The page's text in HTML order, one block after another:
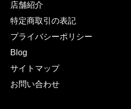
店舗紹介
特定商取引の表記
プライバシーポリシー
Blog
サイトマップ
お問い合わせ